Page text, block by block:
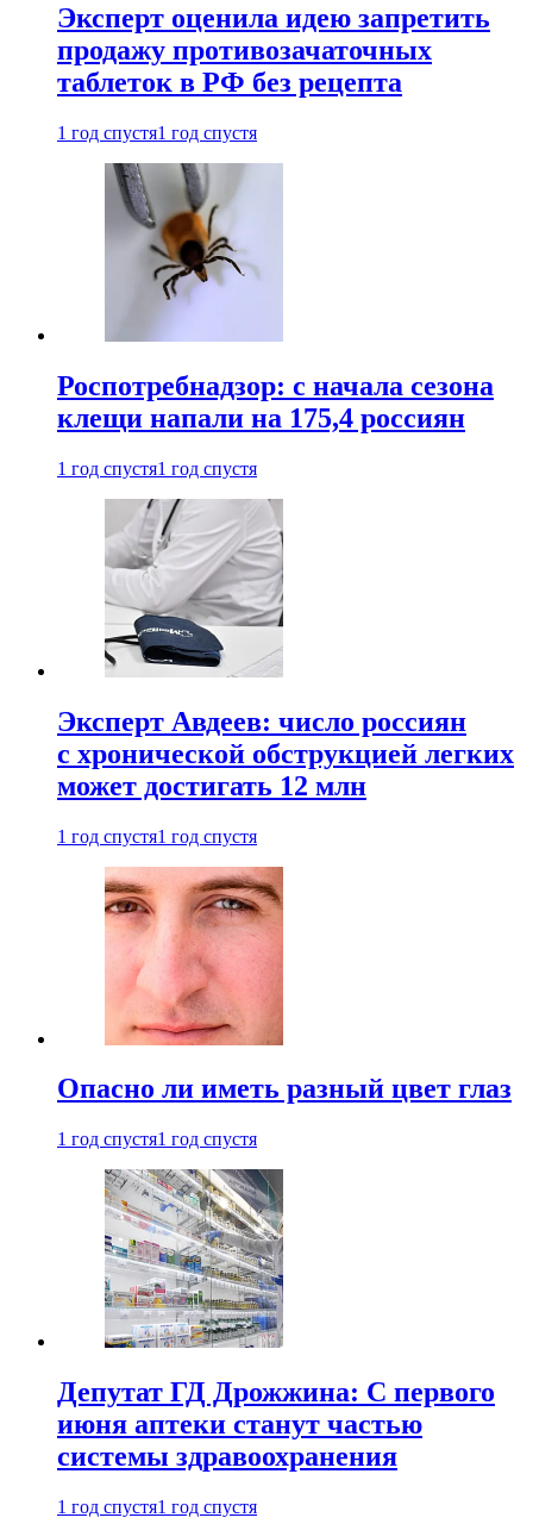
Эксперт оценила идею запретить
продажу противозачаточных
таблеток в РФ без рецепта
1 год спустя1 год спустя
Роспотребнадзор: с начала сезона
клещи напали на 175,4 россиян
1 год спустя1 год спустя
Эксперт Авдеев: число россиян
с хронической обструкцией легких
может достигать 12 млн
1 год спустя1 год спустя
Опасно ли иметь разный цвет глаз
1 год спустя1 год спустя
Депутат ГД Дрожжина: С первого
июня аптеки станут частью
системы здравоохранения
1 год спустя1 год спустя